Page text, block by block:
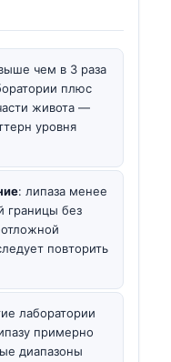
чем в 3 раза
плюс
живота —
уровня
: липаза менее
границы без
повторить
лаборатории
примерно
диапазоны